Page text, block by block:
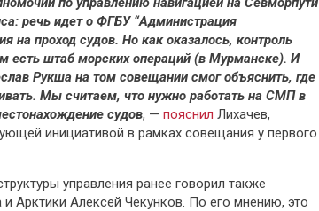
речь идет о ФГБУ “Администрация
на проход судов. Но как оказалось, контроль
штаб морских операций (в Мурманске). И
Рукша на том совещании смог объяснить, где
Мы считаем, что нужно работать на СМП в
судов, — пояснил Лихачев,
инициативой в рамках совещания у первого
управления ранее говорил также
Арктики Алексей Чекунков. По его мнению, это